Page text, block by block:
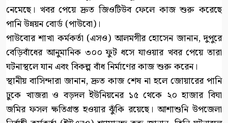
নেমেছে। খবর পেয়ে দ্রুত জিওটিউব ফেলে কাজ শুরু করেছে
পানি উন্নয়ন বোর্ড (পাউবো)।
পাউবোর শাখা কর্মকর্তা (এসও) আলমগীর হোসেন জানান, দুপুরে
বেড়িবাঁধের আনুমানিক ৩০০ ফুট ধসে যাওয়ার খবর পেয়ে তারা
ঘটনাস্থলে যান এবং বিকল্প বাঁধ নির্মাণের কাজ শুরু করেন।
স্থানীয় বাসিন্দারা জানান, দ্রুত কাজ শেষ না হলে জোয়ারের পানি
ঢুকে খাজরা ও বড়দল ইউনিয়নের ১৫ থেকে ২০ হাজার বিঘা
জমির ফসল ক্ষতিগ্রস্ত হওয়ার ঝুঁকি রয়েছে। আশাশুনি উপজেলা